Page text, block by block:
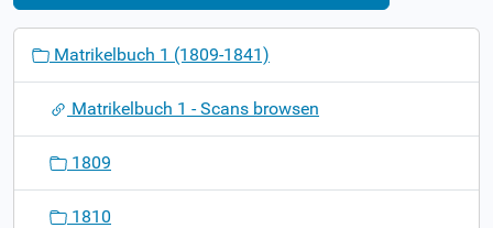
Matrikelbuch 1 (1809-1841)
Matrikelbuch 1 - Scans browsen
1809
1810